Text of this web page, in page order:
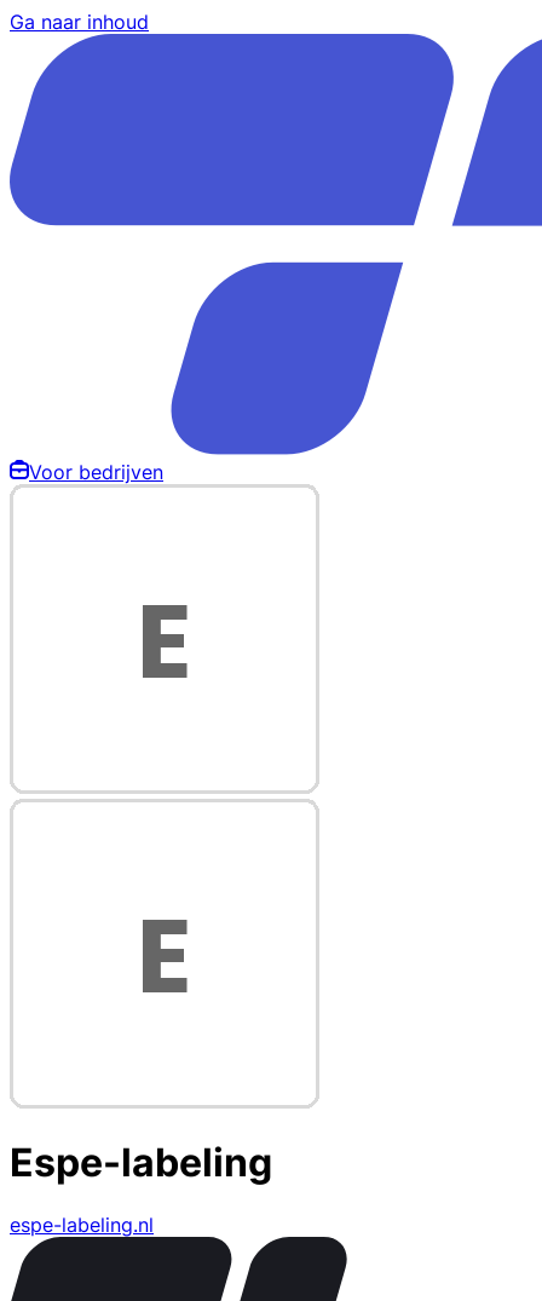
Ga naar inhoud
Voor bedrijven
Espe-labeling
espe-labeling.nl